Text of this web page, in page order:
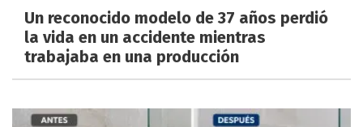
Un reconocido modelo de 37 años perdió
la vida en un accidente mientras
trabajaba en una producción